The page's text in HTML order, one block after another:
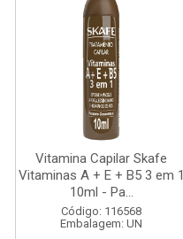
Vitamina Capilar Skafe
Vitaminas A + E + B5 3 em 1
10ml - Pa...
Código: 116568
Embalagem: UN